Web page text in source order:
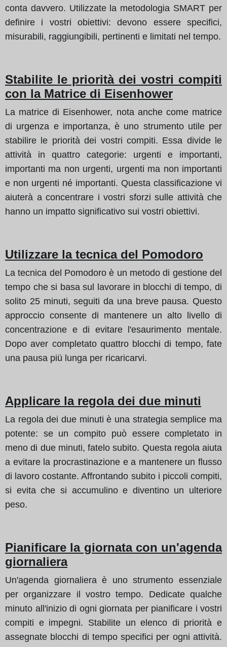
conta davvero. Utilizzate la metodologia SMART per
definire i vostri obiettivi: devono essere specifici,
misurabili, raggiungibili, pertinenti e limitati nel tempo.
Stabilite le priorità dei vostri compiti
con la Matrice di Eisenhower
La matrice di Eisenhower, nota anche come matrice
di urgenza e importanza, è uno strumento utile per
stabilire le priorità dei vostri compiti. Essa divide le
attività in quattro categorie: urgenti e importanti,
importanti ma non urgenti, urgenti ma non importanti
e non urgenti né importanti. Questa classificazione vi
aiuterà a concentrare i vostri sforzi sulle attività che
hanno un impatto significativo sui vostri obiettivi.
Utilizzare la tecnica del Pomodoro
La tecnica del Pomodoro è un metodo di gestione del
tempo che si basa sul lavorare in blocchi di tempo, di
solito 25 minuti, seguiti da una breve pausa. Questo
approccio consente di mantenere un alto livello di
concentrazione e di evitare l'esaurimento mentale.
Dopo aver completato quattro blocchi di tempo, fate
una pausa piü lunga per ricaricarvi.
Applicare la regola dei due minuti
La regola dei due minuti è una strategia semplice ma
potente: se un compito può essere completato in
meno di due minuti, fatelo subito. Questa regola aiuta
a evitare la procrastinazione e a mantenere un flusso
di lavoro costante. Affrontando subito i piccoli compiti,
si evita che si accumulino e diventino un ulteriore
peso.
Pianificare la giornata con un'agenda
giornaliera
Un'agenda giornaliera è uno strumento essenziale
per organizzare il vostro tempo. Dedicate qualche
minuto all'inizio di ogni giornata per pianificare i vostri
compiti e impegni. Stabilite un elenco di priorità e
assegnate blocchi di tempo specifici per ogni attività.